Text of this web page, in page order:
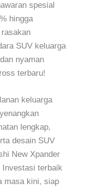
spesial
hingga
SUV keluarga
nyaman
terbaru!
keluarga
lengkap,
desain SUV
New Xpander
Investasi terbaik
masa kini, siap